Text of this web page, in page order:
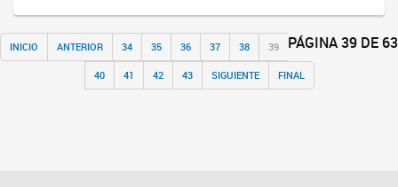
PÁGINA 39 DE 63
INICIO ANTERIOR 34 35 36 37 38 39
40 41 42 43 SIGUIENTE FINAL